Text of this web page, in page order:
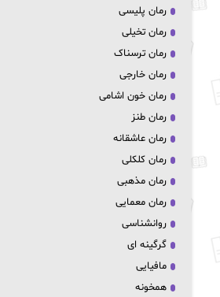
رمان پلیسی
رمان تخیلی
رمان ترسناک
رمان خارجی
رمان خون اشامی
رمان طنز
رمان عاشقانه
رمان کلکلی
رمان مذهبی
رمان معمایی
روانشناسی
گرگینه ای
مافیایی
همخونه